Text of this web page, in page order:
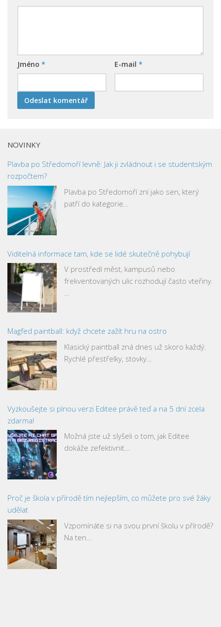
Jméno * E-mail *
NOVINKY
Plavba po Středomoří levně: Jak ji zvládnout i se studentským
rozpočtem?
Plavba po Středomoří zní jako sen, který
patří do kategorie…
Viditelná informace tam, kde se lidé skutečně pohybují
V prostředí měst, kampusů nebo
frekventovaných ulic rozhodují často vteřiny.
…
Magfed paintball: když chcete zažít hru na ostro
Klasický paintball zná dnes už skoro každý.
Rychlé přestřelky, stovky…
Vyzkoušejte si plnou verzi Editee právě teď a na 5 dní zcela
zdarma!
Možná jste už slyšeli o tom, jak Editee
dokáže zefektivnit…
Proč je škola v přírodě tím nejlepším, co můžete pro své žáky
udělat
Vzpomínáte si na svou první školu v přírodě?
Na ten…